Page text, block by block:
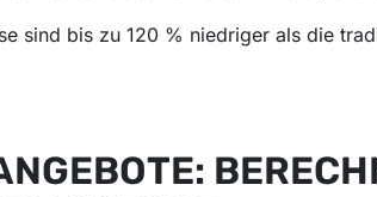
sind bis zu 120 % niedriger als die